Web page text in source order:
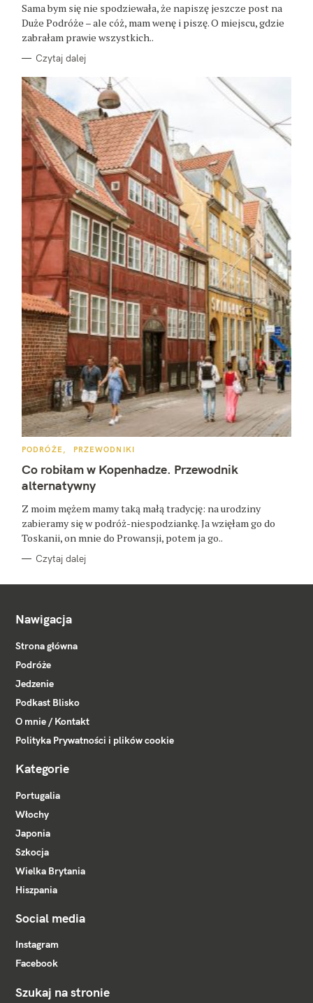
O
R
I
Sama bym się nie spodziewała, że napiszę jeszcze post na
Duże Podróże – ale cóż, mam wenę i piszę. O miejscu, gdzie
zabrałam prawie wszystkich..
Czytaj dalej
K
T
E
G
O
I
PODRÓŻE PRZEWODNIKI
Co robiłam w Kopenhadze. Przewodnik
alternatywny
Z moim mężem mamy taką małą tradycję: na urodziny
zabieramy się w podróż-niespodziankę. Ja wzięłam go do
Toskanii, on mnie do Prowansji, potem ja go..
Czytaj dalej
Nawigacja
Strona główna
Podróże
Jedzenie
Podkast Blisko
O mnie / Kontakt
Polityka Prywatności i plików cookie
Kategorie
Portugalia
Włochy
Japonia
Szkocja
Wielka Brytania
Hiszpania
Social media
Instagram
Facebook
Szukaj na stronie